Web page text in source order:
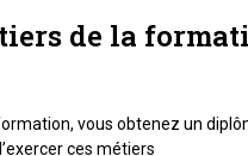
de la
vous obtenez un
ces métiers